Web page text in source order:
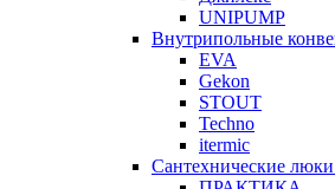
UNIPUMP
Внутрипольные
EVA
Gekon
STOUT
Techno
itermic
Сантехнические